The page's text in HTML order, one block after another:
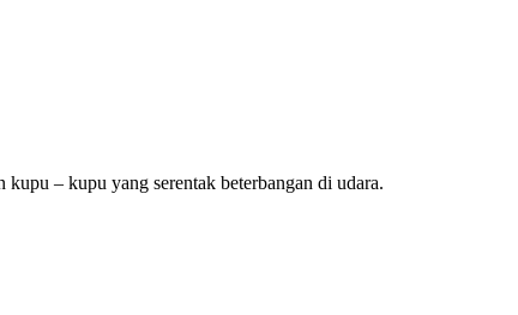
– kupu yang serentak beterbangan di udara.